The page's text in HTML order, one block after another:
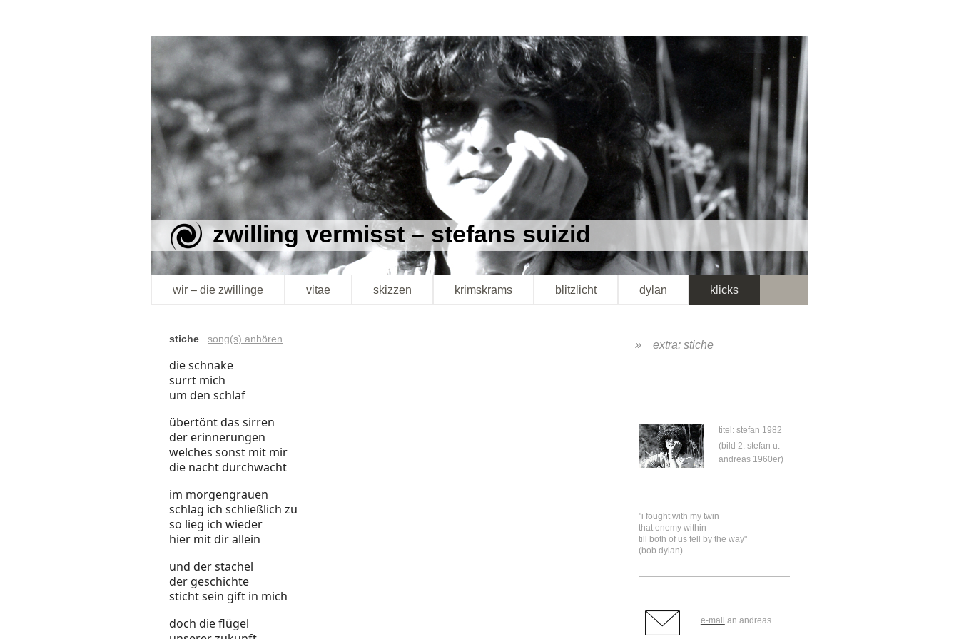
zwilling vermisst – stefans suizid
wir – die zwillinge vitae skizzen krimskrams blitzlicht dylan klicks
stiche song(s) anhören
die schnake
surrt mich
um den schlaf
übertönt das sirren
der erinnerungen
welches sonst mit mir
die nacht durchwacht
im morgengrauen
schlag ich schließlich zu
so lieg ich wieder
hier mit dir allein
und der stachel
der geschichte
sticht sein gift in mich
doch die flügel
extra: stiche
titel: stefan 1982
(bild 2: stefan u.
andreas 1960er)
"i fought with my twin
that enemy within
till both of us fell by the way"
(bob dylan)
e-mail an andreas